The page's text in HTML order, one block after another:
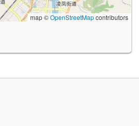
map ©OpenStreetMapcontributors